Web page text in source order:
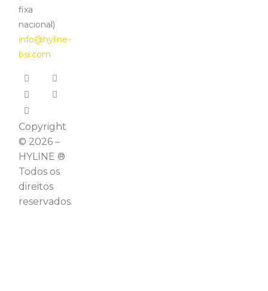
fixa
nacional)
info@hyline-
bsi.com
Copyright
© 2026 –
HYLINE ®
Todos os
direitos
reservados.